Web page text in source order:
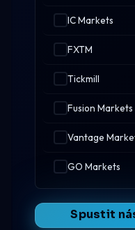
IC Markets
FXTM
Tickmill
Fusion Markets
Vantage
GO Markets
Spustit